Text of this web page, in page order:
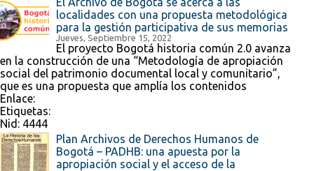
localidades con una propuesta metodológica
para la gestión participativa de sus memorias
Jueves, Septiembre 15, 2022
El proyecto Bogotá historia común 2.0 avanza
en la construcción de una “Metodología de apropiación
social del patrimonio documental local y comunitario”,
que es una propuesta que amplía los contenidos
Enlace:
Etiquetas:
Nid: 4444
Plan Archivos de Derechos Humanos de
Bogotá – PADHB: una apuesta por la
apropiación social y el acceso de la